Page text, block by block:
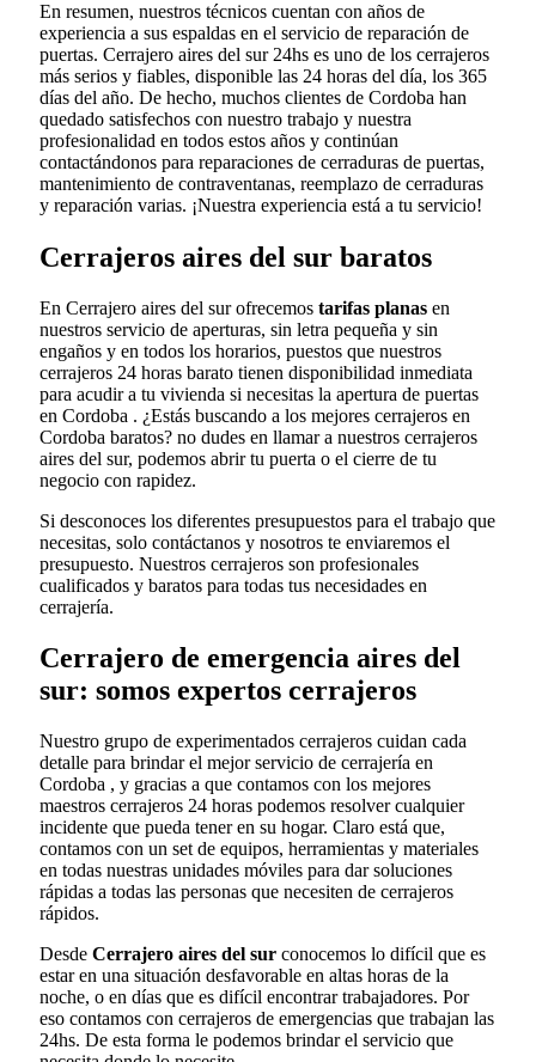
En resumen, nuestros técnicos cuentan con años de
experiencia a sus espaldas en el servicio de reparación de
puertas. Cerrajero aires del sur 24hs es uno de los cerrajeros
más serios y fiables, disponible las 24 horas del día, los 365
días del año. De hecho, muchos clientes de Cordoba han
quedado satisfechos con nuestro trabajo y nuestra
profesionalidad en todos estos años y continúan
contactándonos para reparaciones de cerraduras de puertas,
mantenimiento de contraventanas, reemplazo de cerraduras
y reparación varias. ¡Nuestra experiencia está a tu servicio!
Cerrajeros aires del sur baratos
En Cerrajero aires del sur ofrecemos tarifas planas en
nuestros servicio de aperturas, sin letra pequeña y sin
engaños y en todos los horarios, puestos que nuestros
cerrajeros 24 horas barato tienen disponibilidad inmediata
para acudir a tu vivienda si necesitas la apertura de puertas
en Cordoba . ¿Estás buscando a los mejores cerrajeros en
Cordoba baratos? no dudes en llamar a nuestros cerrajeros
aires del sur, podemos abrir tu puerta o el cierre de tu
negocio con rapidez.
Si desconoces los diferentes presupuestos para el trabajo que
necesitas, solo contáctanos y nosotros te enviaremos el
presupuesto. Nuestros cerrajeros son profesionales
cualificados y baratos para todas tus necesidades en
cerrajería.
Cerrajero de emergencia aires del
sur: somos expertos cerrajeros
Nuestro grupo de experimentados cerrajeros cuidan cada
detalle para brindar el mejor servicio de cerrajería en
Cordoba , y gracias a que contamos con los mejores
maestros cerrajeros 24 horas podemos resolver cualquier
incidente que pueda tener en su hogar. Claro está que,
contamos con un set de equipos, herramientas y materiales
en todas nuestras unidades móviles para dar soluciones
rápidas a todas las personas que necesiten de cerrajeros
rápidos.
Desde Cerrajero aires del sur conocemos lo difícil que es
estar en una situación desfavorable en altas horas de la
noche, o en días que es difícil encontrar trabajadores. Por
eso contamos con cerrajeros de emergencias que trabajan las
24hs. De esta forma le podemos brindar el servicio que